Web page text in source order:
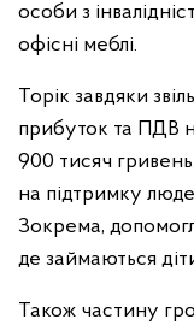
особи з інвалід
офісні меблі.
Торік завдяки
прибуток та ПДВ
900 тисяч
на підтримку
Зокрема,
де займаються
Також частину